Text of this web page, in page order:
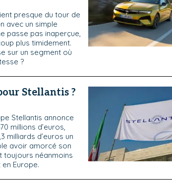
presque du tour de
avec un simple
passe pas inaperçue,
plus timidement.
sur un segment où
?
Stellantis ?
Stellantis annonce
millions d’euros,
milliards d’euros un
avoir amorcé son
toujours néanmoins
Europe.